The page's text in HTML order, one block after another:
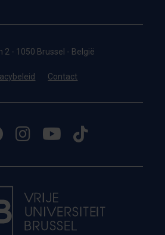
2 - 1050 Brussel - België
Contact